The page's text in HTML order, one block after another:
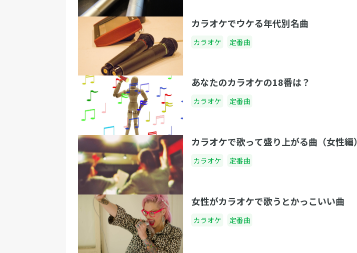
カラオケでウケる年代別名曲
カラオケ 定番曲
あなたのカラオケの18番は？
カラオケ 定番曲
カラオケで歌って盛り上がる曲（女性編）
カラオケ 定番曲
女性がカラオケで歌うとかっこいい曲
カラオケ 定番曲